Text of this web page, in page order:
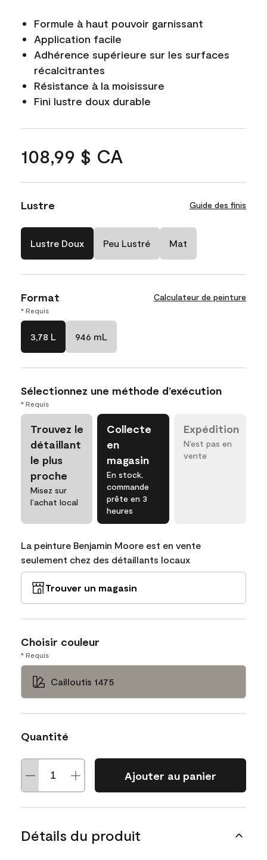
Formule à haut pouvoir garnissant
Application facile
Adhérence supérieure sur les surfaces
récalcitrantes
Résistance à la moisissure
Fini lustre doux durable
108,99 $ CA
Lustre Guide des finis
Lustre Doux Peu Lustré Mat
Format Calculateur de peinture
* Requis
3,78 L 946 mL
Sélectionnez une méthode d’exécution
* Requis
Trouvez le
détaillant
le plus
proche
Misez sur
l’achat local
Collecte
en
magasin
En stock,
commande
prête en 3
heures
Expédition
N’est pas en
vente
La peinture Benjamin Moore est en vente
seulement chez des détaillants locaux
Trouver un magasin
Choisir couleur
* Requis
Cailloutis 1475
Quantité
Ajouter au panier
Détails du produit